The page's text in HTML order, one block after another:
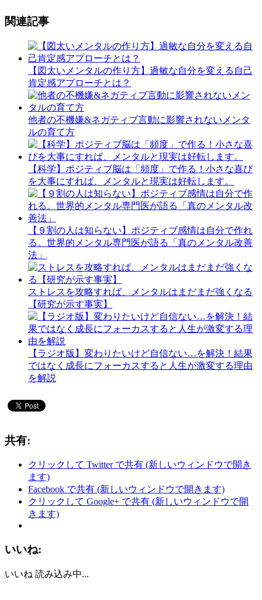
関連記事
【図太いメンタルの作り方】過敏な自分を変える自己
肯定感アプローチとは？
他者の不機嫌&ネガティブ言動に影響されないメンタ
ルの育て方
【科学】ポジティブ脳は「頻度」で作る！小さな喜び
を大事にすれば、メンタルと現実は好転します。
【９割の人は知らない】ポジティブ感情は自分で作れ
る。世界的メンタル専門医が語る「真のメンタル改善
法」
ストレスを攻略すれば、メンタルはまだまだ強くなる
【研究が示す事実】
【ラジオ版】変わりたいけど自信ない…を解決！結果
ではなく成長にフォーカスすると人生が激変する理由
を解説
共有:
クリックして Twitter で共有 (新しいウィンドウで開き
ます)
Facebook で共有 (新しいウィンドウで開きます)
クリックして Google+ で共有 (新しいウィンドウで開
きます)
いいね:
いいね 読み込み中...